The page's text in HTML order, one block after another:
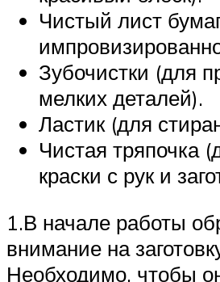
Чистый лист
Зубочистки (для
мелких деталей).
Ластик (для
Чистая тряпочка
краски с рук и
1.В начале работы
внимание на
Необходимо, чтобы